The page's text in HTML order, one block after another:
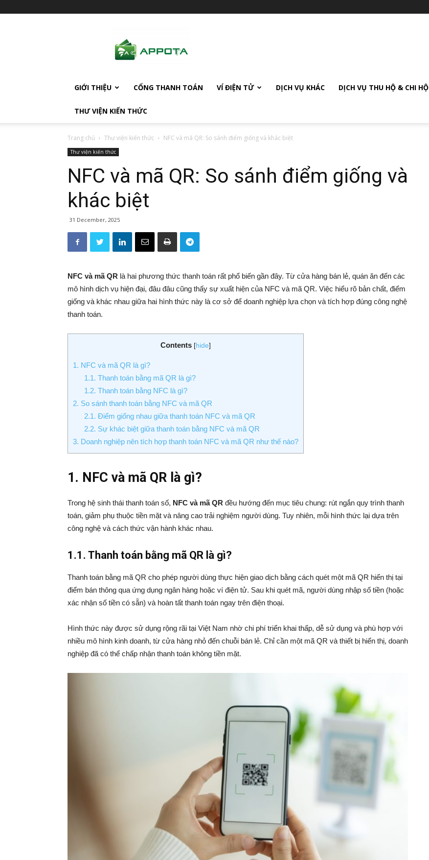
GIỚI THIỆU CỔNG THANH TOÁN VÍ ĐIỆN TỬ DỊCH VỤ KHÁC DỊCH VỤ THU HỘ & CHI HỘ
THƯ VIỆN KIẾN THỨC
Trang chủ Thư viện kiến thức NFC và mã QR: So sánh điểm giống và khác biệt
Thư viện kiến thức
NFC và mã QR: So sánh điểm giống và
khác biệt
31 December, 2025
NFC và mã QR là hai phương thức thanh toán rất phổ biến gần đây. Từ cửa hàng bán lẻ, quán ăn đến các
mô hình dịch vụ hiện đại, đâu đâu cũng thấy sự xuất hiện của NFC và mã QR. Việc hiểu rõ bản chất, điểm
giống và khác nhau giữa hai hình thức này là cơ sở để doanh nghiệp lựa chọn và tích hợp đúng công nghệ
thanh toán.
Contents [hide]
1. NFC và mã QR là gì?
1.1. Thanh toán bằng mã QR là gì?
1.2. Thanh toán bằng NFC là gì?
2. So sánh thanh toán bằng NFC và mã QR
2.1. Điểm giống nhau giữa thanh toán NFC và mã QR
2.2. Sự khác biệt giữa thanh toán bằng NFC và mã QR
3. Doanh nghiệp nên tích hợp thanh toán NFC và mã QR như thế nào?
1. NFC và mã QR là gì?
Trong hệ sinh thái thanh toán số, NFC và mã QR đều hướng đến mục tiêu chung: rút ngắn quy trình thanh
toán, giảm phụ thuộc tiền mặt và nâng cao trải nghiệm người dùng. Tuy nhiên, mỗi hình thức lại dựa trên
công nghệ và cách thức vận hành khác nhau.
1.1. Thanh toán bằng mã QR là gì?
Thanh toán bằng mã QR cho phép người dùng thực hiện giao dịch bằng cách quét một mã QR hiển thị tại
điểm bán thông qua ứng dụng ngân hàng hoặc ví điện tử. Sau khi quét mã, người dùng nhập số tiền (hoặc
xác nhận số tiền có sẵn) và hoàn tất thanh toán ngay trên điện thoại.
Hình thức này được sử dụng rộng rãi tại Việt Nam nhờ chi phí triển khai thấp, dễ sử dụng và phù hợp với
nhiều mô hình kinh doanh, từ cửa hàng nhỏ đến chuỗi bán lẻ. Chỉ cần một mã QR và thiết bị hiển thị, doanh
nghiệp đã có thể chấp nhận thanh toán không tiền mặt.